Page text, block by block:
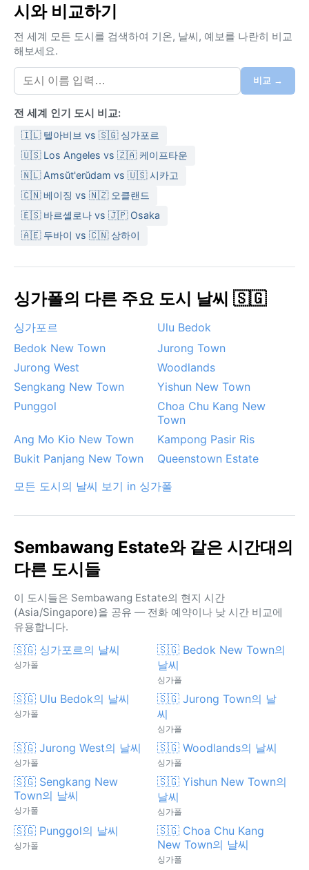
시와 비교하기
전 세계 모든 도시를 검색하여 기온, 날씨, 예보를 나란히 비교
해보세요.
비교 →
전 세계 인기 도시 비교:
🇮🇱 텔아비브 vs 🇸🇬 싱가포르
🇺🇸 Los Angeles vs 🇿🇦 케이프타운
🇳🇱 Amsŭt'erŭdam vs 🇺🇸 시카고
🇨🇳 베이징 vs 🇳🇿 오클랜드
🇪🇸 바르셀로나 vs 🇯🇵 Osaka
🇦🇪 두바이 vs 🇨🇳 상하이
싱가폴의 다른 주요 도시 날씨 🇸🇬
싱가포르
Ulu Bedok
Bedok New Town
Jurong Town
Jurong West
Woodlands
Sengkang New Town
Yishun New Town
Punggol
Choa Chu Kang New
Town
Ang Mo Kio New Town
Kampong Pasir Ris
Bukit Panjang New Town
Queenstown Estate
모든 도시의 날씨 보기 in 싱가폴
Sembawang Estate와 같은 시간대의
다른 도시들
이 도시들은 Sembawang Estate의 현지 시간
(Asia/Singapore)을 공유 — 전화 예약이나 낮 시간 비교에
유용합니다.
🇸🇬 싱가포르의 날씨
싱가폴
🇸🇬 Bedok New Town의
날씨
싱가폴
🇸🇬 Ulu Bedok의 날씨
싱가폴
🇸🇬 Jurong Town의 날
씨
싱가폴
🇸🇬 Jurong West의 날씨
싱가폴
🇸🇬 Woodlands의 날씨
싱가폴
🇸🇬 Sengkang New
Town의 날씨
싱가폴
🇸🇬 Yishun New Town의
날씨
싱가폴
🇸🇬 Punggol의 날씨
싱가폴
🇸🇬 Choa Chu Kang
New Town의 날씨
싱가폴